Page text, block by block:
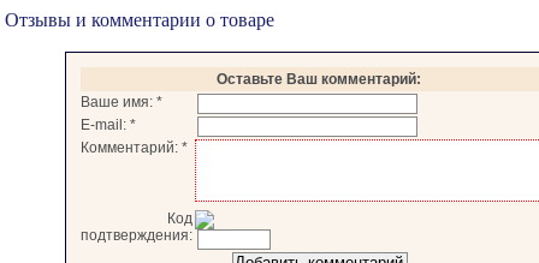
Отзывы и комментарии о товаре
Оставьте Ваш комментарий:
Ваше имя: *
E-mail: *
Комментарий: *
Код
подтверждения: